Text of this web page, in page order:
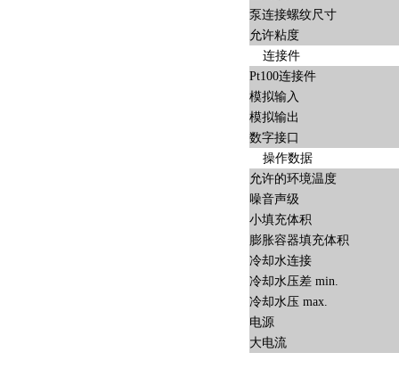
泵连接螺纹尺寸
允许粘度
连接件
Pt100连接件
模拟输入
模拟输出
数字接口
操作数据
允许的环境温度
噪音声级
小填充体积
膨胀容器填充体积
冷却水连接
冷却水压差 min.
冷却水压 max.
电源
大电流